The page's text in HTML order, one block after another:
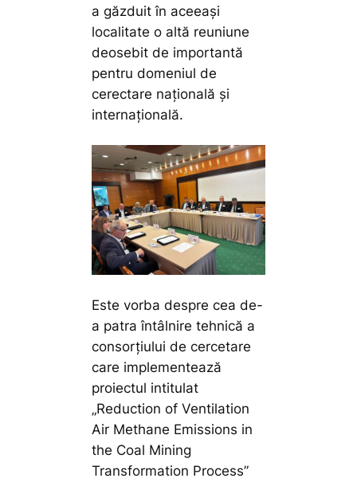
a găzduit în aceeași
localitate o altă reuniune
deosebit de importantă
pentru domeniul de
cerectare națională și
internațională.
Este vorba despre cea de-
a patra întâlnire tehnică a
consorțiului de cercetare
care implementează
proiectul intitulat
„Reduction of Ventilation
Air Methane Emissions in
the Coal Mining
Transformation Process”